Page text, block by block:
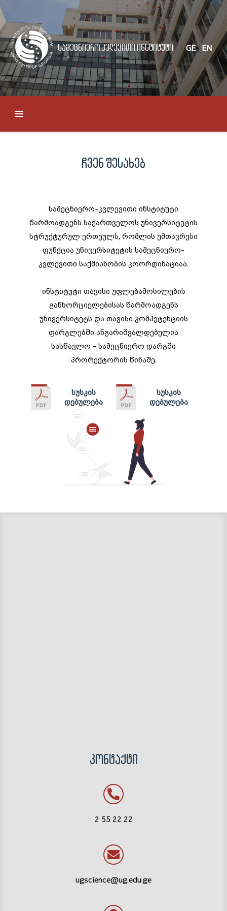
სამეცნიერო კვლევითი ინსტიტუტი GE EN
ჩვენ შესახებ
სამეცნიერო-კვლევითი ინსტიტუტი
წარმოადგენს საქართველოს უნივერსიტეტის
სტრუქტურულ ერთეულს, რომლის უმთავრესი
ფუნქცია უნივერსიტეტის სამეცნიერო-
კვლევითი საქმიანობის კოორდინაციაა.
ინსტიტუტი თავისი უფლებამოსილების
განხორციელებისას წარმოადგენს
უნივერსიტეტს და თავისი კომპეტენციის
ფარგლებში ანგარიშვალდებულია
სასწავლო - სამეცნიერო დარგში
პრორექტორის წინაშე.
სუსკის
დებულება
სუსკის
დებულება
კონტაქტი
2 55 22 22
ugscience@ug.edu.ge